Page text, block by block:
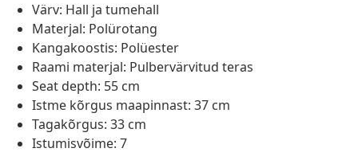
Värv: Hall ja tumehall
Materjal: Polürotang
Kangakoostis: Polüester
Raami materjal: Pulbervärvitud teras
Seat depth: 55 cm
Istme kõrgus maapinnast: 37 cm
Tagakõrgus: 33 cm
Istumisvõime: 7